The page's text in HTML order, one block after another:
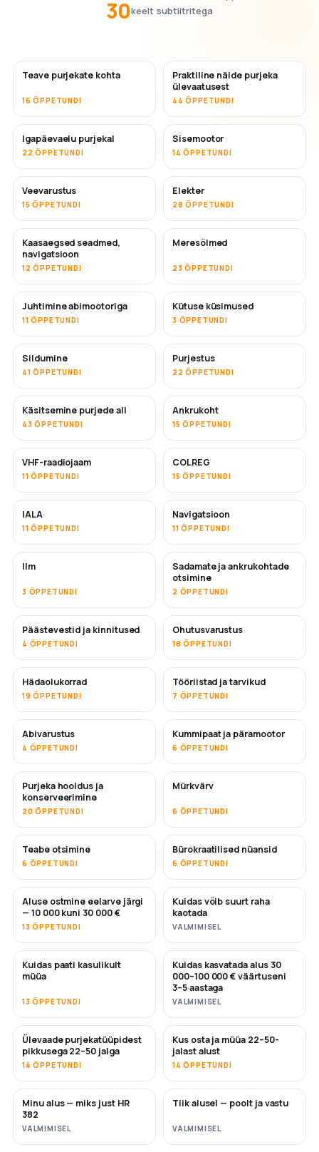
30keelt subtiitritega
Teave purjekate kohta
16 ÕPPETUNDI
Praktiline näide purjeka
ülevaatusest
44 ÕPPETUNDI
Igapäevaelu purjekal
22 ÕPPETUNDI
Sisemootor
14 ÕPPETUNDI
Veevarustus
15 ÕPPETUNDI
Elekter
28 ÕPPETUNDI
Kaasaegsed seadmed,
navigatsioon
12 ÕPPETUNDI
Meresõlmed
23 ÕPPETUNDI
Juhtimine abimootoriga
11 ÕPPETUNDI
Kütuse küsimused
3 ÕPPETUNDI
Sildumine
41 ÕPPETUNDI
Purjestus
22 ÕPPETUNDI
Käsitsemine purjede all
43 ÕPPETUNDI
Ankrukoht
15 ÕPPETUNDI
VHF-raadiojaam
11 ÕPPETUNDI
COLREG
15 ÕPPETUNDI
IALA
11 ÕPPETUNDI
Navigatsioon
11 ÕPPETUNDI
Ilm
3 ÕPPETUNDI
Sadamate ja ankrukohtade
otsimine
2 ÕPPETUNDI
Päästevestid ja kinnitused
4 ÕPPETUNDI
Ohutusvarustus
18 ÕPPETUNDI
Hädaolukorrad
19 ÕPPETUNDI
Tööriistad ja tarvikud
7 ÕPPETUNDI
Abivarustus
4 ÕPPETUNDI
Kummipaat ja päramootor
6 ÕPPETUNDI
Purjeka hooldus ja
konserveerimine
20 ÕPPETUNDI
TULEMAS
Mürkvärv
6 ÕPPETUNDI
Teabe otsimine
6 ÕPPETUNDI
Bürokraatilised nüansid
6 ÕPPETUNDI
TULEMAS
Aluse ostmine eelarve järgi
— 10 000 kuni 30 000 €
13 ÕPPETUNDI
TULEMAS
Kuidas võib suurt raha
kaotada
VALMIMISEL
UUS
Kuidas paati kasulikult
müüa
13 ÕPPETUNDI
UUS
Kuidas kasvatada alus 30
000–100 000 € väärtuseni
3–5 aastaga
VALMIMISEL
TULEMAS
Ülevaade purjekatüüpidest
pikkusega 22–50 jalga
14 ÕPPETUNDI
TULEMAS
Kus osta ja müüa 22–50-
jalast alust
14 ÕPPETUNDI
TULEMAS
Minu alus — miks just HR
382
VALMIMISEL
TULEMAS
Tiik alusel — poolt ja vastu
VALMIMISEL